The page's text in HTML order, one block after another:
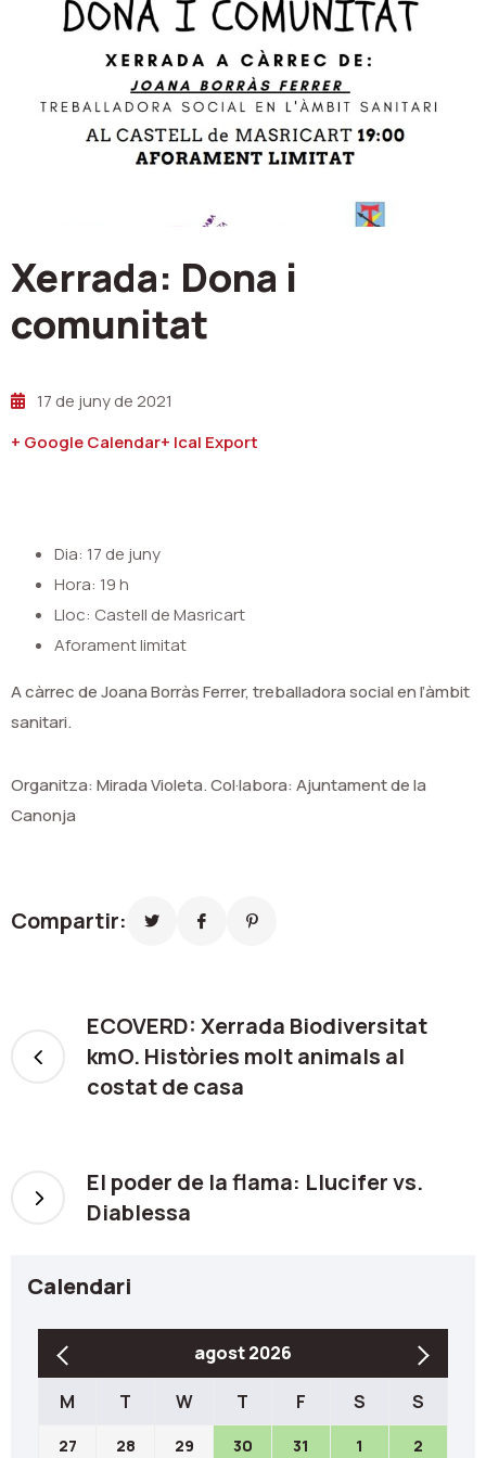
Xerrada: Dona i
comunitat
17 de juny de 2021
+ Google Calendar+ Ical Export
Dia: 17 de juny
Hora: 19 h
Lloc: Castell de Masricart
Aforament limitat
A càrrec de Joana Borràs Ferrer, treballadora social en l’àmbit
sanitari.
Organitza: Mirada Violeta. Col·labora: Ajuntament de la
Canonja
Compartir:
ECOVERD: Xerrada Biodiversitat
kmO. Històries molt animals al
costat de casa
El poder de la flama: Llucifer vs.
Diablessa
Calendari
agost 2026
M T W T F S S
27 28 29 30 31 1 2